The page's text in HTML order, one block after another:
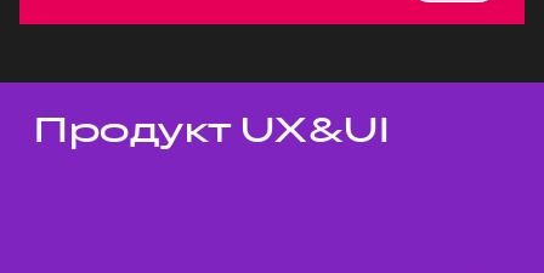
Темы докладов
Продукт UX&UI